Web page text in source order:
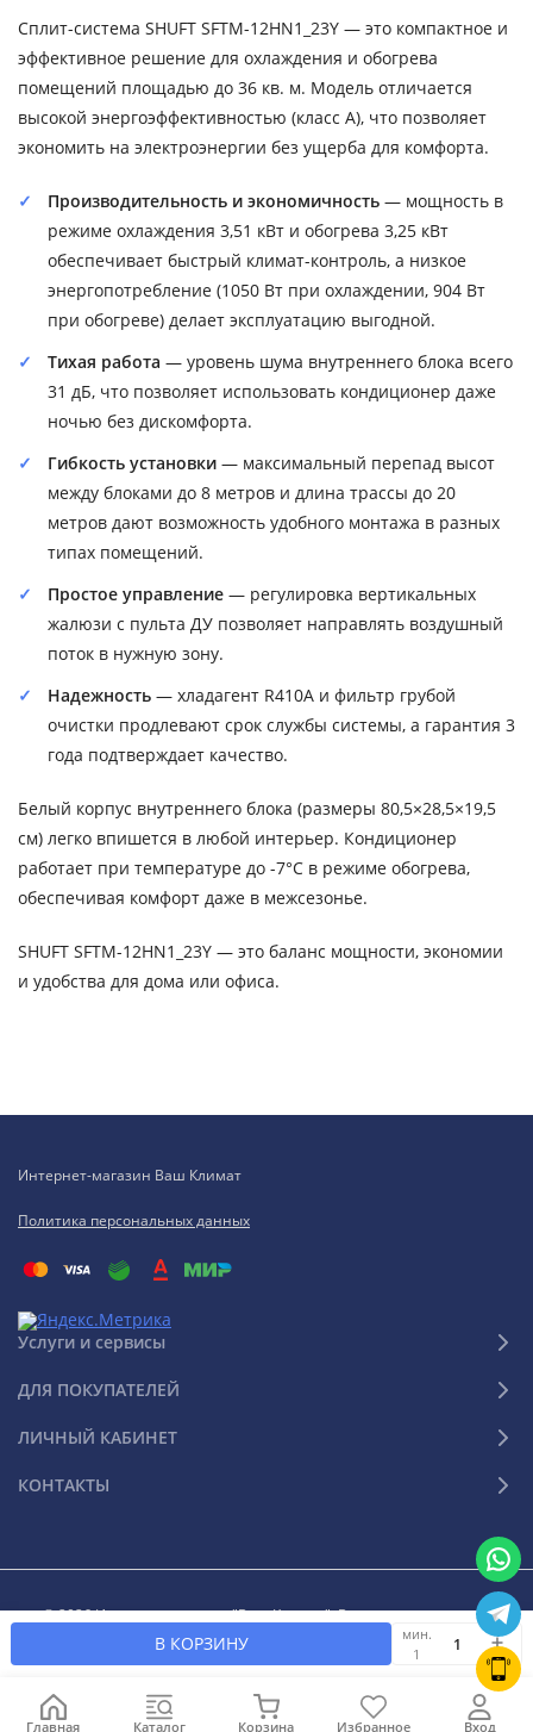
В КОРЗИНУ
мин.
1
Сплит-система SHUFT SFTM-12HN1_23Y — это компактное и
эффективное решение для охлаждения и обогрева
помещений площадью до 36 кв. м. Модель отличается
высокой энергоэффективностью (класс A), что позволяет
экономить на электроэнергии без ущерба для комфорта.
Производительность и экономичность — мощность в
режиме охлаждения 3,51 кВт и обогрева 3,25 кВт
обеспечивает быстрый климат-контроль, а низкое
энергопотребление (1050 Вт при охлаждении, 904 Вт
при обогреве) делает эксплуатацию выгодной.
Тихая работа — уровень шума внутреннего блока всего
31 дБ, что позволяет использовать кондиционер даже
ночью без дискомфорта.
Гибкость установки — максимальный перепад высот
между блоками до 8 метров и длина трассы до 20
метров дают возможность удобного монтажа в разных
типах помещений.
Простое управление — регулировка вертикальных
жалюзи с пульта ДУ позволяет направлять воздушный
поток в нужную зону.
Надежность — хладагент R410A и фильтр грубой
очистки продлевают срок службы системы, а гарантия 3
года подтверждает качество.
Белый корпус внутреннего блока (размеры 80,5×28,5×19,5
см) легко впишется в любой интерьер. Кондиционер
работает при температуре до -7°C в режиме обогрева,
обеспечивая комфорт даже в межсезонье.
SHUFT SFTM-12HN1_23Y — это баланс мощности, экономии
и удобства для дома или офиса.
Интернет-магазин Ваш Климат
Политика персональных данных
Услуги и сервисы
ДЛЯ ПОКУПАТЕЛЕЙ
ЛИЧНЫЙ КАБИНЕТ
КОНТАКТЫ
© 2026 Интернет-магазин "Ваш Климат". Все права защищены
Главная Каталог Корзина Избранное Вход